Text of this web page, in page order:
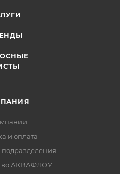
и оплата
подразделения
АКВАФЛОУ